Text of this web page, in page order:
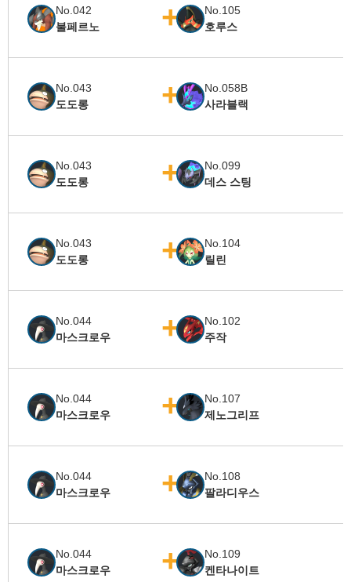
No.042
불페르노
No.105
호루스
No.043
도도롱
No.058B
사라블랙
No.043
도도롱
No.099
데스 스팅
No.043
도도롱
No.104
릴린
No.044
마스크로우
No.102
주작
No.044
마스크로우
No.107
제노그리프
No.044
마스크로우
No.108
팔라디우스
No.044
마스크로우
No.109
켄타나이트